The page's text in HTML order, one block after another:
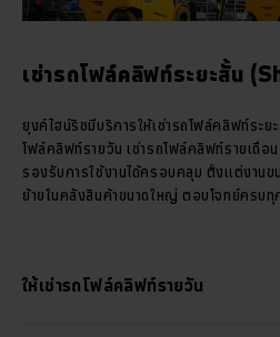
เช่ารถโฟล์คลิฟท์ระยะสั้น
ยุงค์ไฮน์ริชมีบริการให้เช่ารถโฟล์คลิฟท์ระย
โฟล์คลิฟท์รายวัน เช่ารถโฟล์คลิฟท์รายเดือ
รองรับการใช้งานได้ครอบคลุม ตั้งแต่งานข
ย้ายในคลังสินค้าขนาดใหญ่ ตอบโจทย์ครบ
ให้เช่ารถโฟล์คลิฟท์รายวัน